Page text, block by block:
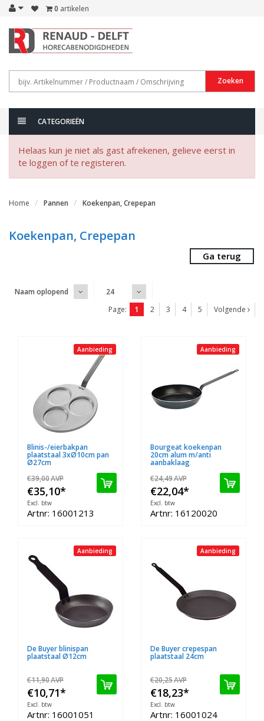
0 artikelen
Zoeken
CATEGORIEËN
Helaas kun je niet als gast afrekenen, gelieve eerst in
te loggen of te registeren.
Home Pannen Koekenpan, Crepepan
Koekenpan, Crepepan
Ga terug
Naam oplopend
24
Page:
1 2 3 4 5 Volgende
Aanbieding
Blinis-/eierbakpan
plaatstaal 3xØ10cm pan
Ø27cm
€39,00AVP
€35,10*
Excl. btw
Artnr: 16001213
Aanbieding
Bourgeat koekenpan
20cm alum m/anti
aanbaklaag
€24,49AVP
€22,04*
Excl. btw
Artnr: 16120020
Aanbieding
De Buyer blinispan
plaatstaal Ø12cm
€11,90AVP
€10,71*
Excl. btw
Artnr: 16001051
Aanbieding
De Buyer crepespan
plaatstaal 24cm
€20,25AVP
€18,23*
Excl. btw
Artnr: 16001024